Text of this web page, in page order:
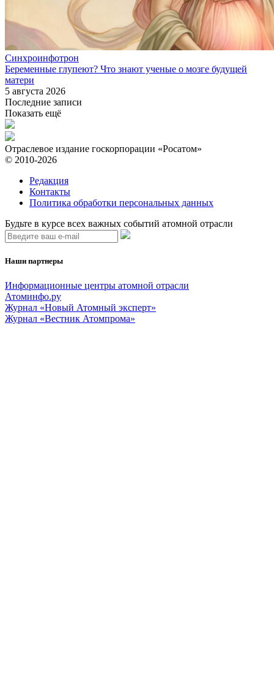
Синхроинфотрон
Беременные глупеют? Что знают ученые о мозге будущей
матери
5 августа 2026
Последние записи
Показать ещё
Отраслевое издание госкорпорации «Росатом»
© 2010-2026
Редакция
Контакты
Политика обработки персональных данных
Будьте в курсе всех важных событий атомной отрасли
Наши партнеры
Информационные центры атомной отрасли
Атоминфо.ру
Журнал «Новый Атомный эксперт»
Журнал «Вестник Атомпрома»